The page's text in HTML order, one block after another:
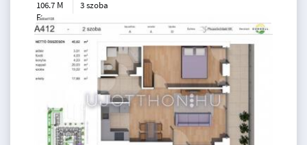
106.7 M
Ft
62 m2
3 szoba